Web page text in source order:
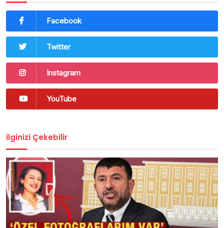
Facebook
Twitter
Instagram
YouTube
İlginizi Çekebilir